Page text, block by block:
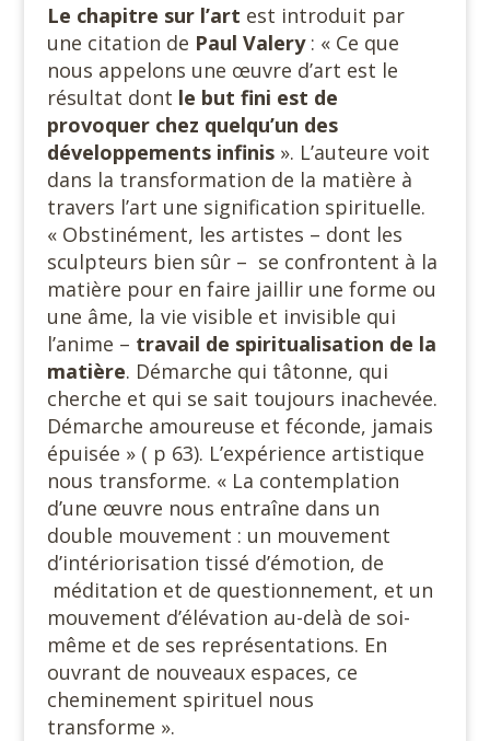
Le chapitre sur l’art est introduit par
une citation de Paul Valery: « Ce que
nous appelons une œuvre d’art est le
résultat dont le but fini est de
provoquer chez quelqu’un des
développements infinis». L’auteure voit
dans la transformation de la matière à
travers l’art une signification spirituelle.
« Obstinément, les artistes – dont les
sculpteurs bien sûr – se confrontent à la
matière pour en faire jaillir une forme ou
une âme, la vie visible et invisible qui
l’anime – travail de spiritualisation de la
matière. Démarche qui tâtonne, qui
cherche et qui se sait toujours inachevée.
Démarche amoureuse et féconde, jamais
épuisée » ( p 63). L’expérience artistique
nous transforme. « La contemplation
d’une œuvre nous entraîne dans un
double mouvement : un mouvement
d’intériorisation tissé d’émotion, de
méditation et de questionnement, et un
mouvement d’élévation au-delà de soi-
même et de ses représentations. En
ouvrant de nouveaux espaces, ce
cheminement spirituel nous
transforme ».